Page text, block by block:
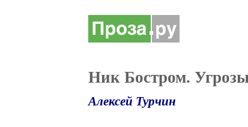
Ник Бостром.
Алексей Турчин